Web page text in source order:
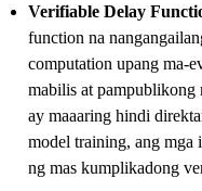
Verifiable Delay
function na
computation upang ma-
mabilis at
ay maaaring hindi
model training, ang mga
ng mas kumplikadong